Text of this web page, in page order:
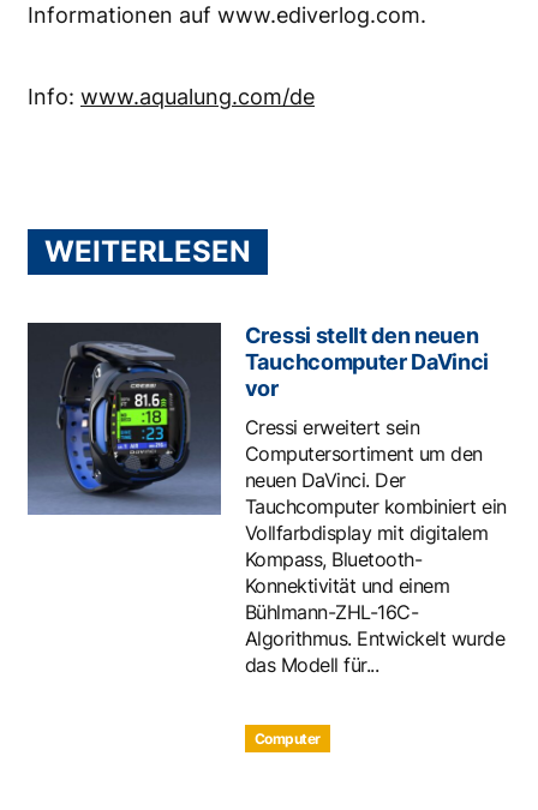
Informationen auf www.ediverlog.com.
Info: www.aqualung.com/de
WEITERLESEN
Cressi stellt den neuen
Tauchcomputer DaVinci
vor
Cressi erweitert sein
Computersortiment um den
neuen DaVinci. Der
Tauchcomputer kombiniert ein
Vollfarbdisplay mit digitalem
Kompass, Bluetooth-
Konnektivität und einem
Bühlmann-ZHL-16C-
Algorithmus. Entwickelt wurde
das Modell für...
Computer